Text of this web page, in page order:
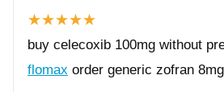
buy celecoxib 100mg without
flomax order generic zofran 8mg